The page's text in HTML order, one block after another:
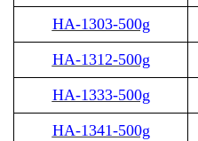
HA-1303-500g
HA-1312-500g
HA-1333-500g
HA-1341-500g